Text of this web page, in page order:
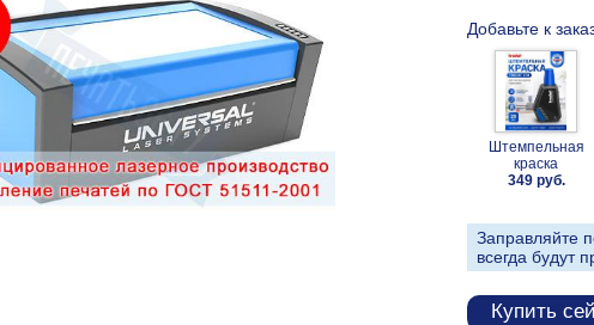
Добавьте к
Штемпельная
краска
349 руб.
Заправляйте
всегда будут
Купить